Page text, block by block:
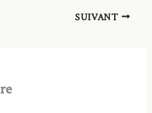
SUIVANT